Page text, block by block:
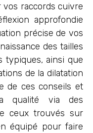
raccords cuivre
approfondie
précise de vos
des tailles
typiques, ainsi que
de la dilatation
de ces conseils et
qualité via des
ceux trouvés sur
équipé pour faire